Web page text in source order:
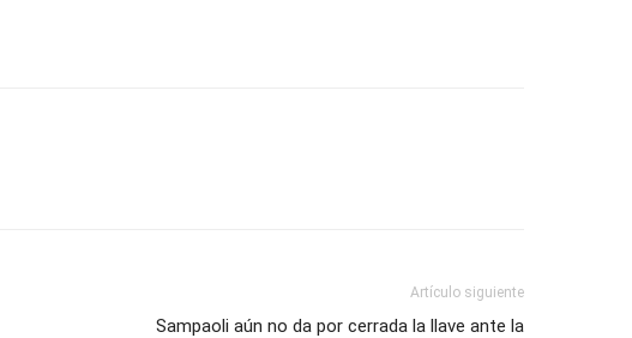
Artículo siguiente
Sampaoli aún no da por cerrada la llave ante la